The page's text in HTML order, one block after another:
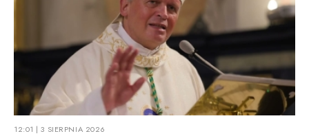
12:01 | 3 SIERPNIA 2026